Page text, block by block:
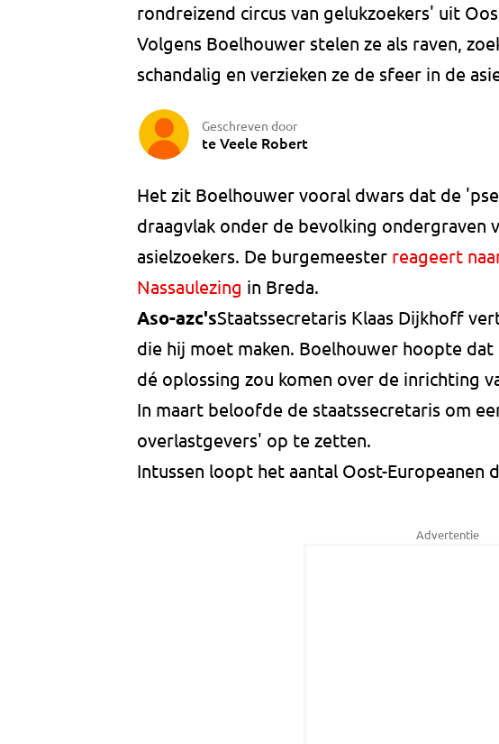
rondreizend circus van gelukzoekers' uit
Volgens Boelhouwer stelen ze als raven,
schandalig en verzieken ze de sfeer in de
Geschreven door
te Veele Robert
Het zit Boelhouwer vooral dwars dat de
draagvlak onder de bevolking ondergraven
asielzoekers. De burgemeester reageert
Nassaulezing in Breda.
Aso-azc'sStaatssecretaris Klaas Dijkhoff
die hij moet maken. Boelhouwer hoopte
dé oplossing zou komen over de inrichting
In maart beloofde de staatssecretaris om
overlastgevers' op te zetten.
Intussen loopt het aantal Oost-Europeanen
Advertentie